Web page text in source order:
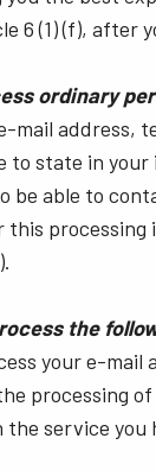
Sensor
einer ausgezeichneten
hoher Auflösung und
Auflösungen von
Farbsensor
Farbzeilen-Leistung
die nicht die
der…
SWIR
Sensor-InGaAs-
- R-G-B
R-G-B-
mit modernster
die die
G-B-NIR (Prisma)
für die
von R-G-B-
im nahen Infrarot…
R-G-B-SWIR
für die
Erfassung von R-G-B-
sichtbaren
im kurzwelligen…
6 (1) (f),
ordinary
mail address,
to state in
be able to
this
the
your e-
processing
the service